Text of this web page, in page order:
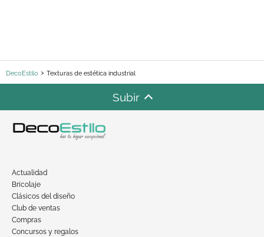
DecoEstilo Texturas de estética industrial
Subir
Actualidad
Bricolaje
Clásicos del diseño
Club de ventas
Compras
Concursos y regalos